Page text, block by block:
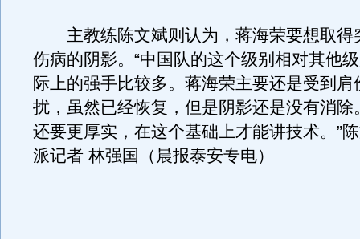
主教练陈文斌则认为，蒋海荣要想取得
伤病的阴影。“中国队的这个级别相对其他
际上的强手比较多。蒋海荣主要还是受到肩
扰，虽然已经恢复，但是阴影还是没有消除
还要更厚实，在这个基础上才能讲技术。”
派记者 林强国（晨报泰安专电）